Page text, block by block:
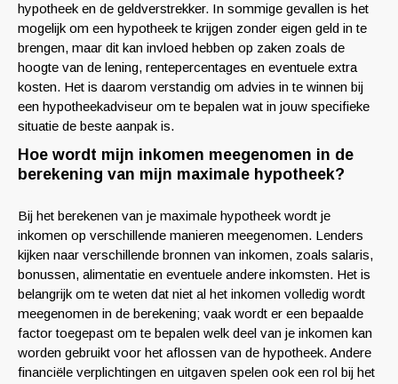
hypotheek en de geldverstrekker. In sommige gevallen is het
mogelijk om een hypotheek te krijgen zonder eigen geld in te
brengen, maar dit kan invloed hebben op zaken zoals de
hoogte van de lening, rentepercentages en eventuele extra
kosten. Het is daarom verstandig om advies in te winnen bij
een hypotheekadviseur om te bepalen wat in jouw specifieke
situatie de beste aanpak is.
Hoe wordt mijn inkomen meegenomen in de
berekening van mijn maximale hypotheek?
Bij het berekenen van je maximale hypotheek wordt je
inkomen op verschillende manieren meegenomen. Lenders
kijken naar verschillende bronnen van inkomen, zoals salaris,
bonussen, alimentatie en eventuele andere inkomsten. Het is
belangrijk om te weten dat niet al het inkomen volledig wordt
meegenomen in de berekening; vaak wordt er een bepaalde
factor toegepast om te bepalen welk deel van je inkomen kan
worden gebruikt voor het aflossen van de hypotheek. Andere
financiële verplichtingen en uitgaven spelen ook een rol bij het